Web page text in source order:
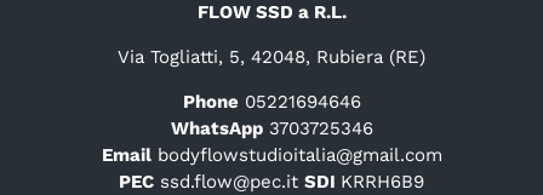
FLOW SSD a R.L.
Via Togliatti, 5, 42048, Rubiera (RE)
Phone05221694646
WhatsApp3703725346
Email bodyflowstudioitalia@gmail.com
PEC ssd.flow@pec.it SDI KRRH6B9